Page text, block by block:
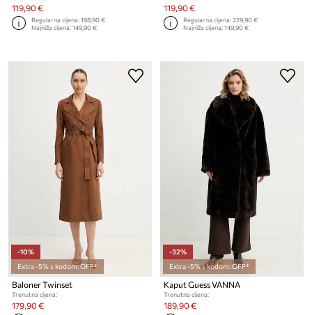
119,90 €
Regularna cijena:198,90 €
Najniža cijena:149,90 €
119,90 €
Regularna cijena:229,90 €
Najniža cijena:149,90 €
-10%
Extra -5% s kodom: OFF*
Baloner Twinset
Trenutna cijena:
179,90 €
-32%
Extra -5% s kodom: OFF*
Kaput Guess VANNA
Trenutna cijena:
189,90 €